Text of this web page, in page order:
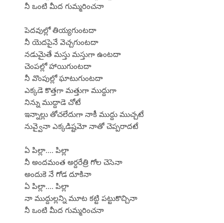
నీ ఒంటి మీద గుమ్మరించనా
పెదవుల్లో తియ్యగుంటదా
నీ యెదపైనే వెచ్చగుంటదా
నడుమైతే మస్తు మస్తుగా ఉంటదా
చెంపల్లో హాయిగుంటదా
నీ వొంపుల్లో ఘాటుగుంటదా
ఎక్కడె కొత్తగా మత్తుగా ముద్దుగా
నిన్ను ముద్దాడె చోటే
ఇన్నాల్లు తోచలేదుగా నాకీ ముద్దు ముచ్చటే
నువ్వైనా ఎక్కడిష్టమో నాతో చెప్పరాదటే
ఏ పిల్లా.... పిల్లా
నీ అందమంత అర్దరేత్రి గోల చెసెనా
అందుకె నే గోడ దూకినా
ఏ పిల్లా.... పిల్లా
నా ముద్దుల్లన్ని మూట కట్టి పట్టుకొచ్చినా
నీ ఒంటి మీద గుమ్మరించనా